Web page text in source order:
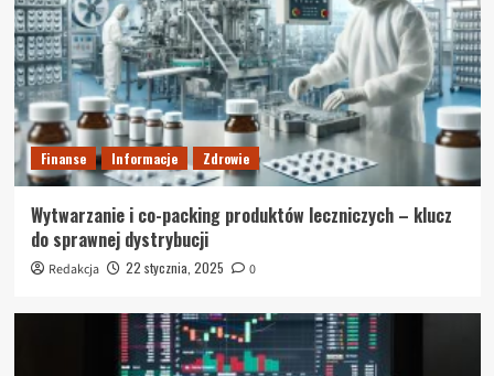
Finanse Informacje Zdrowie
Wytwarzanie i co-packing produktów leczniczych – klucz
do sprawnej dystrybucji
Redakcja 22 stycznia, 2025 0